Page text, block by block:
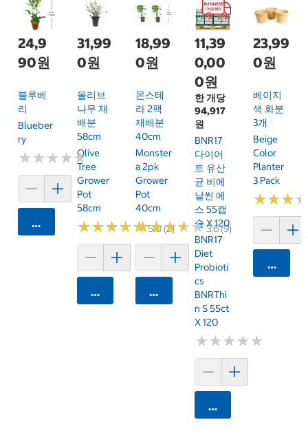
24,9
90원
블루베
리
Blueber
Ry
★★★★★
★★★★★
카트에 담기
31,99
0원
올리브
나무 재
배분
58cm
Olive
Tree
Grower
Pot
58cm
★★★★★
★★★★★5.0 (2)
카트에 담기
18,99
0원
몬스테
라 2팩
재배분
40cm
Monster
A 2pk
Grower
Pot
40cm
★★★★★
★★★★★ 3.6 (9)
카트에 담기
11,39
0,00
0원
한 개당
94,917
원
BNR17
다이어
트 유산
균 비에
날씬 에
스 55캡
슐 X 120
BNR17
Diet
Probioti
Cs
BNRThi
N S 55ct
X 120
★★★★★
★★★★★
카트에 담기
23,99
0원
베이지
색 화분
3개
Beige
Color
Planter
3 Pack
★★★
★★★
카트에